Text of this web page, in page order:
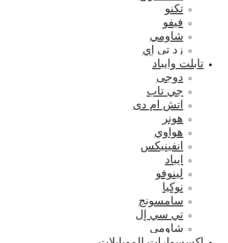
تكنو
فيفو
شاومي
زد تي إي
تابلت وايباد
دوجى
جي تاب
اتش ام دى
هونر
هواوي
انفينيكس
ايباد
لينوفو
نوكيا
سامسونج
تي سي إل
شاومي